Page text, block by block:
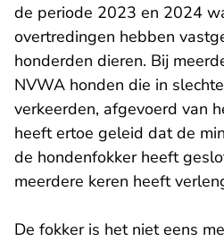
de periode 2023 en 2024
overtredingen hebben
honderden dieren. Bij
NVWA honden die in
verkeerden, afgevoerd van
heeft ertoe geleid dat de
de hondenfokker heeft
meerdere keren heeft
De fokker is het niet eens